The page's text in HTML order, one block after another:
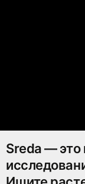
Sreda — это